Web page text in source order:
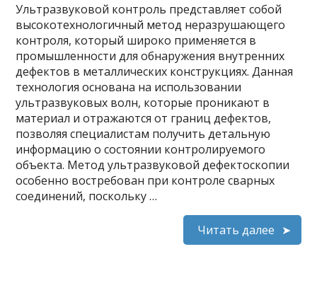
Ультразвуковой контроль представляет собой
высокотехнологичный метод неразрушающего
контроля, который широко применяется в
промышленности для обнаружения внутренних
дефектов в металлических конструкциях. Данная
технология основана на использовании
ультразвуковых волн, которые проникают в
материал и отражаются от границ дефектов,
позволяя специалистам получить детальную
информацию о состоянии контролируемого
объекта. Метод ультразвуковой дефектоскопии
особенно востребован при контроле сварных
соединений, поскольку …
Читать далее